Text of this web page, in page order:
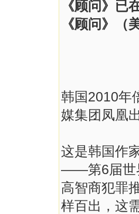
《顾问》已
《顾问》
（
韩国2010年
媒集团凤凰
这是韩国作
——第6届世
高智商犯罪
样百出，这